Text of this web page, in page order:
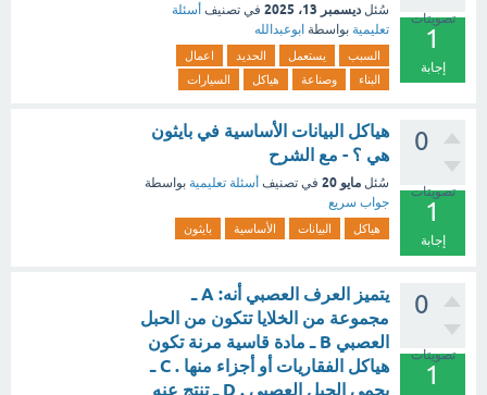
تصويتات
1
إجابة
سُئل ديسمبر 13، 2025 في تصنيف أسئلة
تعليمية بواسطة ابوعبدالله
السبب يستعمل الحديد
اعمال
البناء
وصناعة هياكل السيارات
0
تصويتات
1
إجابة
هياكل البيانات الأساسية في بايثون
هي ؟ - مع الشرح
سُئل مايو 20 في تصنيف أسئلة تعليمية بواسطة
جواب سريع
هياكل البيانات الأساسية بايثون
0
تصويتات
1
يتميز العرف العصبي أنه: A ـ
مجموعة من الخلايا تتكون من الحبل
العصبي B ـ مادة قاسية مرنة تكون
هياكل الفقاريات أو أجزاء منها . C ـ
يحمي الحبل العصبي . D ـ تنتج عنه